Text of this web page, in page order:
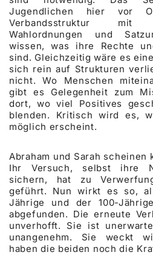
Jugendlichen hier vor
Verbandsstruktur mit
Wahlordnungen und
wissen, was ihre Rechte
sind. Gleichzeitig wäre es
sich rein auf Strukturen
nicht. Wo Menschen
gibt es Gelegenheit zum
dort, wo viel Positives
blenden. Kritisch wird es,
möglich erscheint.
Abraham und Sarah scheinen
Ihr Versuch, selbst ihre
sichern, hat zu
geführt. Nun wirkt es so,
Jährige und der 100-
abgefunden. Die erneute
unverhofft. Sie ist
unangenehm. Sie weckt
haben die beiden noch die